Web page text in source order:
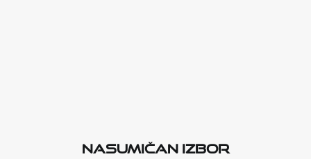
Nasumičan izbor